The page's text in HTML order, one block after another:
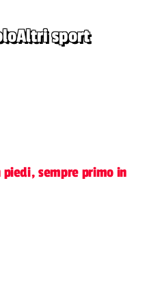
Altri sport
piedi, sempre primo in